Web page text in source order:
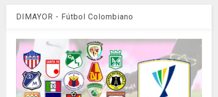
DIMAYOR - Fútbol Colombiano